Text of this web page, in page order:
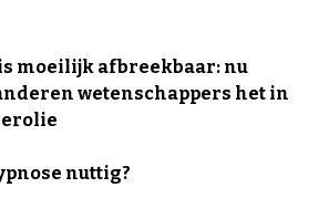
moeilijk afbreekbaar: nu
wetenschappers het in
nuttig?